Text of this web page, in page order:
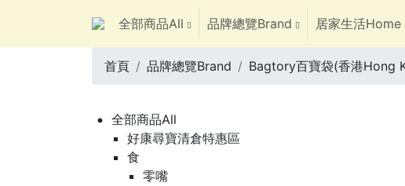
全部商品All 品牌總覽Brand 居家生活Home
首頁 品牌總覽Brand Bagtory百寶袋(香港Hong
全部商品All
好康尋寶清倉特惠區
食
零嘴